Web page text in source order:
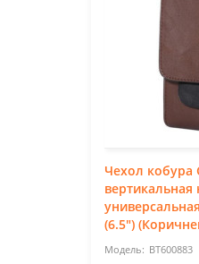
Чехол кобура
(6.5")
BT600883